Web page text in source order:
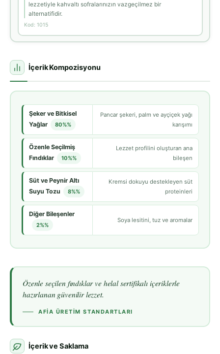
lezzetiyle kahvaltı sofralarınızın vazgeçilmez bir
alternatifidir.
Kod: 1015
İçerik Kompozisyonu
Şeker ve Bitkisel
Yağlar
80%%
Pancar şekeri, palm ve ayçiçek yağı
karışımı
Özenle Seçilmiş
Fındıklar
10%%
Lezzet profilini oluşturan ana
bileşen
Süt ve Peynir Altı
Suyu Tozu
8%%
Kremsi dokuyu destekleyen süt
proteinleri
Diğer Bileşenler
2%%
Soya lesitini, tuz ve aromalar
Özenle seçilen fındıklar ve helal sertifikalı içeriklerle
hazırlanan güvenilir lezzet.
AFIA ÜRETIM STANDARTLARI
İçerik ve Saklama